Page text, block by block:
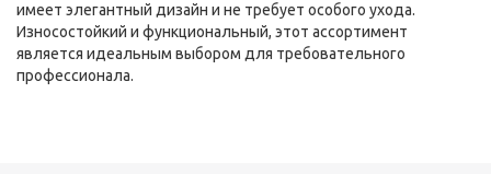
имеет элегантный дизайн и не требует особого ухода.
Износостойкий и функциональный, этот ассортимент
является идеальным выбором для требовательного
профессионала.